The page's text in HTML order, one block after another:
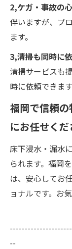
2,ケガ・事故の
伴いますが、プ
ます。
3,清掃も同時に
清掃サービスも
時に依頼できます
福岡で信頼
にお任せくだ
床下浸水・漏水
られます。福岡
は、安心してお
ョナルです。お
--